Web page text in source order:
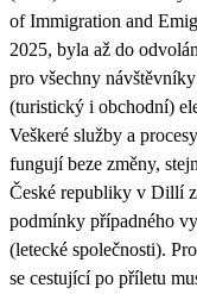
of Immigration and
2025, byla až do
pro všechny
(turistický i obchodní)
Veškeré služby a
fungují beze změny,
České republiky v Dillí
podmínky případného
(letecké společnosti).
se cestující po příletu